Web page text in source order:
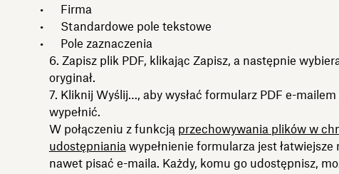
Firma
Standardowe pole tekstowe
Pole zaznaczenia
6. Zapisz plik PDF, klikając Zapisz, a następnie
oryginał.
7. Kliknij Wyślij…, aby wysłać formularz PDF e-
wypełnić.
W połączeniu z funkcją przechowywania plików w
udostępniania wypełnienie formularza jest
nawet pisać e-maila. Każdy, komu go udostępnisz,